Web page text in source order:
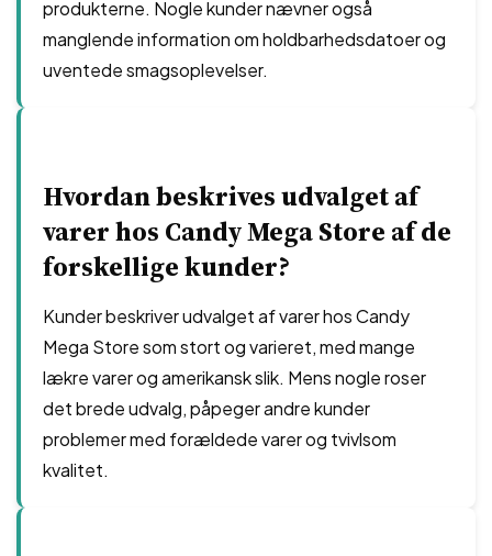
produkterne. Nogle kunder nævner også
manglende information om holdbarhedsdatoer og
uventede smagsoplevelser.
Hvordan beskrives udvalget af
varer hos Candy Mega Store af de
forskellige kunder?
Kunder beskriver udvalget af varer hos Candy
Mega Store som stort og varieret, med mange
lækre varer og amerikansk slik. Mens nogle roser
det brede udvalg, påpeger andre kunder
problemer med forældede varer og tvivlsom
kvalitet.